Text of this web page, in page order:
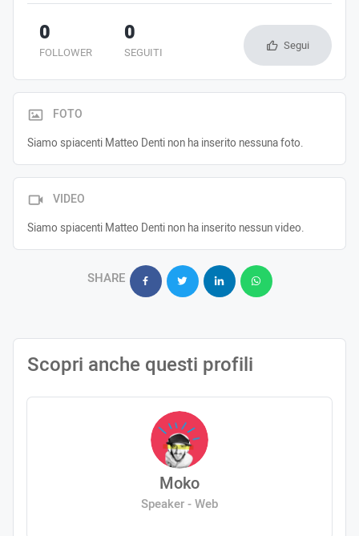
FOLLOWER
0
SEGUITI
0 Segui
FOTO
Siamo spiacenti Matteo Denti non ha inserito nessuna foto.
VIDEO
Siamo spiacenti Matteo Denti non ha inserito nessun video.
SHARE
Scopri anche questi profili
Moko
Speaker - Web